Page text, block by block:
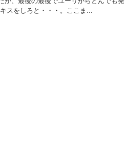
スをしろと・・・。ここま...